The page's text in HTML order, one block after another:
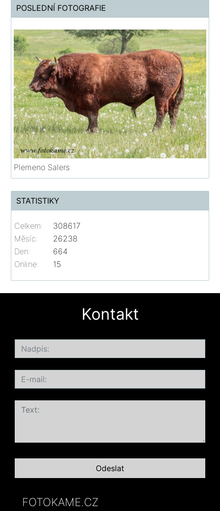
POSLEDNÍ FOTOGRAFIE
Plemeno Salers
STATISTIKY
Online: 15
Celkem:
308617
Měsíc:
26238
Den:
664
Kontakt
FOTOKAME.CZ